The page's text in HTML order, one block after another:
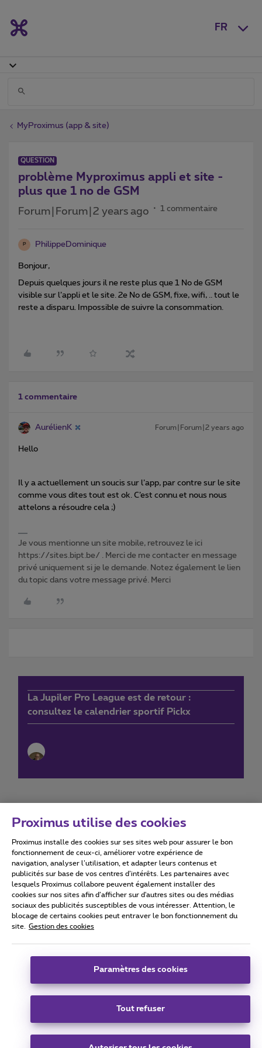
FR
MyProximus (app & site)
QUESTION
problème Myproximus appli et site -
plus que 1 no de GSM
Forum|Forum|2 years ago 1 commentaire
P PhilippeDominique
Bonjour,
Depuis quelques jours il ne reste plus que 1 No de GSM
visible sur l’appli et le site. 2e No de GSM, fixe, wifi, .. tout le
reste a disparu. Impossible de suivre la consommation.
1 commentaire
AurélienK Forum|Forum|2 years ago
Hello
Il y a actuellement un soucis sur l’app, par contre sur le site
comme vous dites tout est ok. C’est connu et nous nous
attelons a résoudre cela ;)
Je vous mentionne un site mobile, retrouvez le ici
https://sites.bipt.be/ . Merci de me contacter en message
privé uniquement si je le demande. Notez également le lien
du topic dans votre message privé. Merci
La Jupiler Pro League est de retour :
consultez le calendrier sportif Pickx
Conditions d'utilisation Accessibility statement
Tous droits réservés. © 2026
Conditions générales, info consommateur
Coordonnées de l’entreprise
Boulevard du Roi Albert II 27 - B-1030 Bruxelles.
Carrier & Wholesale Solutions
Proximus utilise des cookies
Proximus installe des cookies sur ses sites web pour assurer le bon
fonctionnement de ceux-ci, améliorer votre expérience de
navigation, analyser l’utilisation, et adapter leurs contenus et
publicités sur base de vos centres d’intérêts. Les partenaires avec
lesquels Proximus collabore peuvent également installer des
cookies sur nos sites afin d’afficher sur d'autres sites ou des médias
sociaux des publicités susceptibles de vous intéresser. Attention, le
blocage de certains cookies peut entraver le bon fonctionnement du
site.
Gestion des cookies
Paramètres des cookies
Tout refuser